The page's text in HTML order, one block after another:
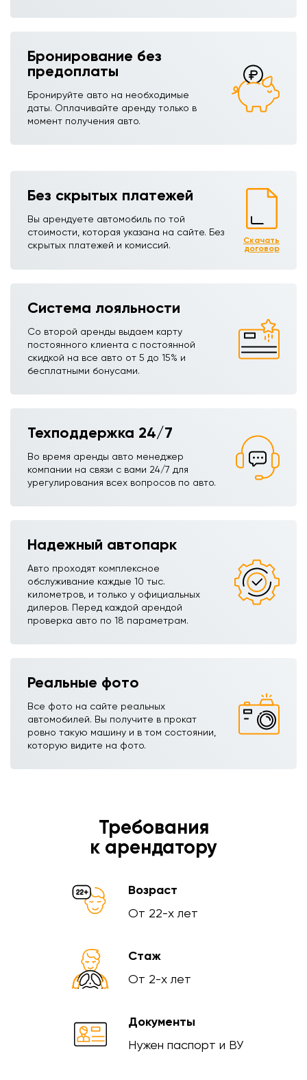
Бронирование без
предоплаты
Бронируйте авто на необходимые
даты. Оплачивайте аренду только в
момент получения авто.
Без скрытых платежей
Вы арендуете автомобиль по той
стоимости, которая указана на сайте. Без
скрытых платежей и комиссий.
Скачать
договор
Система лояльности
Со второй аренды выдаем карту
постоянного клиента с постоянной
скидкой на все авто от 5 до 15% и
бесплатными бонусами.
Техподдержка 24/7
Во время аренды авто менеджер
компании на связи с вами 24/7 для
урегулирования всех вопросов по авто.
Надежный автопарк
Авто проходят комплексное
обслуживание каждые 10 тыс.
километров, и только у официальных
дилеров. Перед каждой арендой
проверка авто по 18 параметрам.
Реальные фото
Все фото на сайте реальных
автомобилей. Вы получите в прокат
ровно такую машину и в том состоянии,
которую видите на фото.
Требования
к арендатору
Возраст
От 22-х лет
Стаж
От 2-х лет
Документы
Нужен паспорт и ВУ